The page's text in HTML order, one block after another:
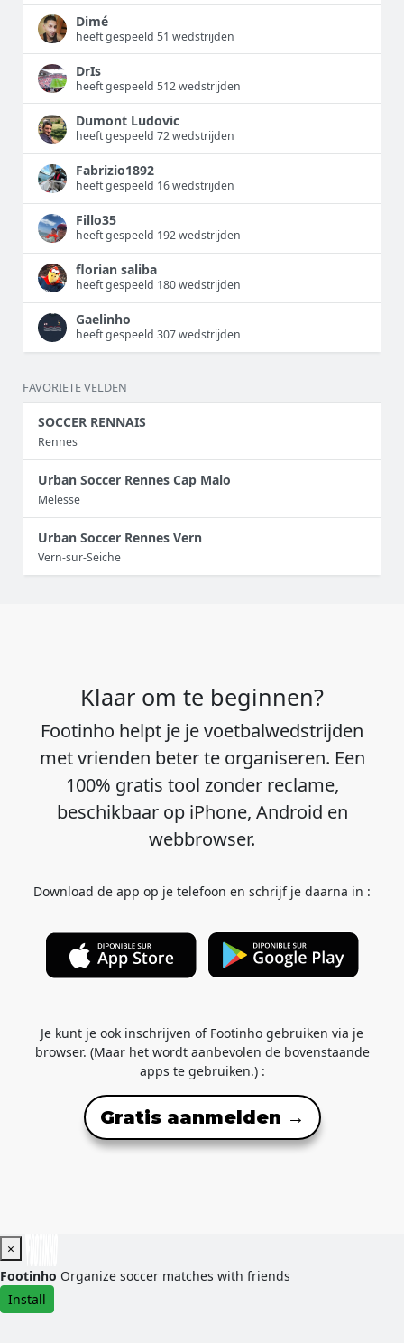
Dimé
heeft gespeeld 51 wedstrijden
DrIs
heeft gespeeld 512 wedstrijden
Dumont Ludovic
heeft gespeeld 72 wedstrijden
Fabrizio1892
heeft gespeeld 16 wedstrijden
Fillo35
heeft gespeeld 192 wedstrijden
florian saliba
heeft gespeeld 180 wedstrijden
Gaelinho
heeft gespeeld 307 wedstrijden
FAVORIETE VELDEN
SOCCER RENNAIS
Rennes
Urban Soccer Rennes Cap Malo
Melesse
Urban Soccer Rennes Vern
Vern-sur-Seiche
Klaar om te beginnen?
Footinho helpt je je voetbalwedstrijden
met vrienden beter te organiseren. Een
100% gratis tool zonder reclame,
beschikbaar op iPhone, Android en
webbrowser.
Download de app op je telefoon en schrijf je daarna in :
Je kunt je ook inschrijven of Footinho gebruiken via je
browser. (Maar het wordt aanbevolen de bovenstaande
apps te gebruiken.) :
Gratis aanmelden →
×
Footinho Organize soccer matches with friends
Install